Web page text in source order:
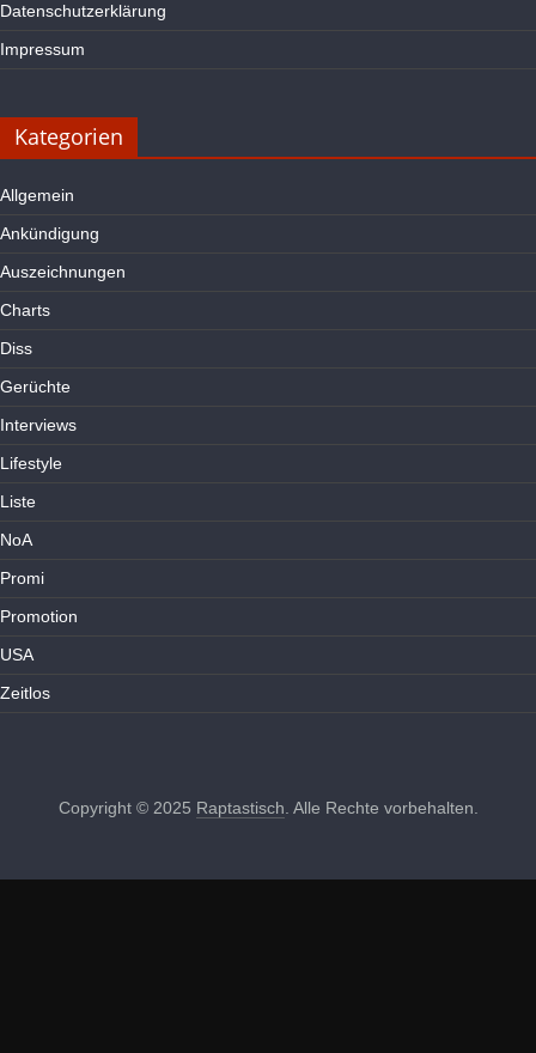
Datenschutzerklärung
Impressum
Kategorien
Allgemein
Ankündigung
Auszeichnungen
Charts
Diss
Gerüchte
Interviews
Lifestyle
Liste
NoA
Promi
Promotion
USA
Zeitlos
Copyright © 2025 Raptastisch . Alle Rechte vorbehalten.